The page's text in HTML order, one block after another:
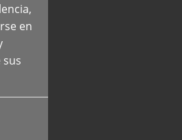
en
sus